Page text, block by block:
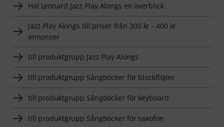
Hal Leonard Jazz Play Alongs en överblick
Jazz Play Alongs till priser från 300 kr - 400 kr
annonser
till produktgrupp Jazz Play Alongs
till produktgrupp Sångböcker för blockflöjter
till produktgrupp Sångböcker för keyboard
till produktgrupp Sångböcker för saxofon